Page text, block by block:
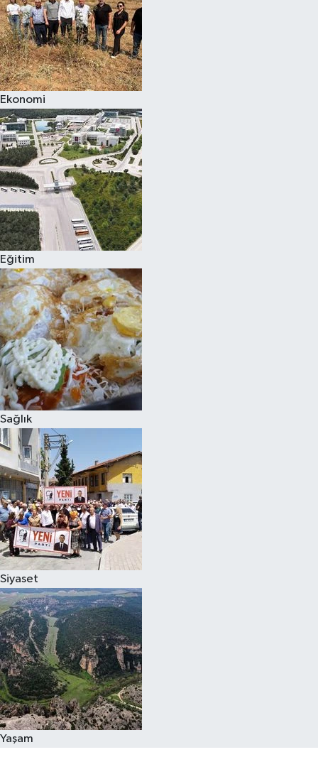
Ekonomi
Eğitim
Sağlık
Siyaset
Yaşam